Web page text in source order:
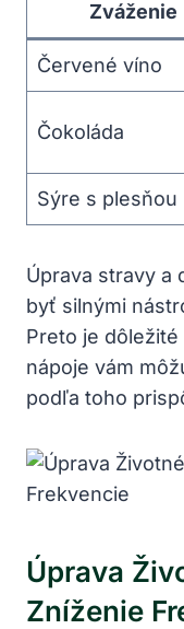
Zváženie
Červené víno
Čokoláda
Sýre s plesňou
Úprava stravy a
byť silnými
⁢Preto ‌je
nápoje ⁣vám
podľa toho
Úprava
Zníženie